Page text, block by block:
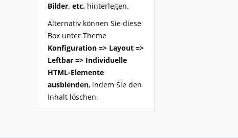
Bilder, etc. hinterlegen.
Alternativ können Sie diese
Box unter Theme
Konfiguration => Layout =>
Leftbar => Individuelle
HTML-Elemente
ausblenden, indem Sie den
Inhalt löschen.